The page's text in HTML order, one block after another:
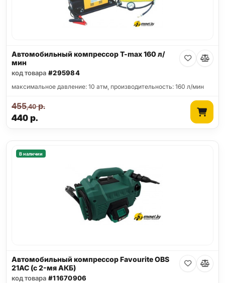
Автомобильный компрессор T-max 160 л/
мин
код товара #295984
максимальное давление: 10 атм, производительность: 160 л/мин
440р.
455,40р.
В наличии
Автомобильный компрессор Favourite OBS
21AC (с 2-мя АКБ)
код товара #11670906